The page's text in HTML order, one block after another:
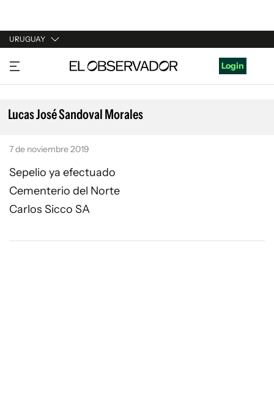
URUGUAY
URUGUAY
ARGENTINA
ESPAÑA
Login
Lucas José Sandoval Morales
7 de noviembre 2019
Sepelio ya efectuado
Cementerio del Norte
Carlos Sicco SA